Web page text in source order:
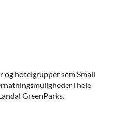
og hotelgrupper som Small
i hele
GreenParks.